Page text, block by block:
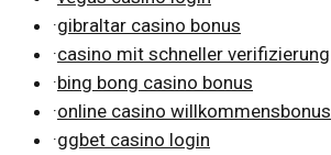
·gibraltar casino bonus
·casino mit schneller verifizierung
·bing bong casino bonus
·online casino willkommensbonus
·ggbet casino login